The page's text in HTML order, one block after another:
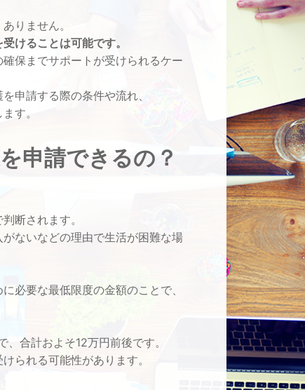
りません。
けることは可能です。
保までサポートが受けられるケー
申請する際の条件や流れ、
す。
申請できるの？
断されます。
ないなどの理由で生活が困難な場
必要な最低限度の金額のことで、
合計およそ12万円前後です。
られる可能性があります。